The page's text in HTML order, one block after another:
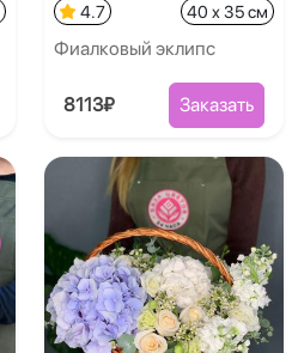
4.7 40 x 35 см
Фиалковый эклипс
8113₽ Заказать